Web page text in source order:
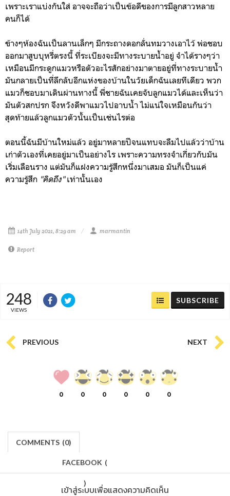
เพราะเราแบ่งกันใส่ อาจจะถือว่าเป็นข้อดีของการมีลูกสาวหลาย
คนก็ได้
ข้างๆห้องฉันเป็นลานเล็กๆ มีกระถางดอกลั่นทมวางเอาไว้ พ่อชอบ
ออกมาสูบบุหรี่ตรงนี้ ที่ระเบียงจะมีทางระบายน้ำอยู่ จำได้รางๆว่า
เหมือนมีกระดูกแมวหรือตัวอะไรสักอย่างมาตายอยู่ที่ทางระบายน้ำ
มันกลายเป็นที่ลึกลับอีกแห่งของบ้านในวัยเด็กฉันเลยทีเดียว พวก
แมวก็ชอบมาเดินผ่านทางนี้ พี่ชายฉันเคยจับลูกแมวได้และเห็นว่า
มันตัวสกปรก จึงหวังดีพาแมวไปอาบน้ำ ไม่แน่ใจเหมือนกันว่า
สุดท้ายแล้วลูกแมวตัวนั้นเป็นเช่นไรต่อ
ตอนนี้ฉันมีบ้านใหม่แล้ว อยู่มาหลายปีจนแทบจะลืมไปแล้วว่าบ้าน
เก่าตัวเองที่เคยอยู่มาเป็นอย่างไร เพราะความทรงจำเกี่ยวกับมัน
เริ่มเลือนราง แต่มันก็แฝงความรู้สึกหนึ่งมาเสมอ มันก็เป็นแค่
ความรู้สึก "คิดถึง"เท่านั้นเอง
14th July 2021, 8:29 am marmantin
Report
248
VIEWS
SUBSCRIBE
PREVIOUS NEXT
0 0 0 0 0 0
COMMENTS (0)
FACEBOOK (
)
เข้าสู่ระบบเพื่อแสดงความคิดเห็น